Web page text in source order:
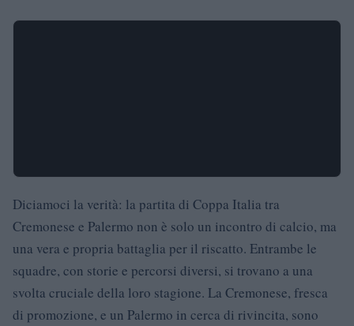
Diciamoci la verità: la partita di Coppa Italia tra
Cremonese e Palermo non è solo un incontro di calcio, ma
una vera e propria battaglia per il riscatto. Entrambe le
squadre, con storie e percorsi diversi, si trovano a una
svolta cruciale della loro stagione. La Cremonese, fresca
di promozione, e un Palermo in cerca di rivincita, sono